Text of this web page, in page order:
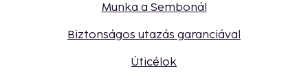
Munka a Sembonál
Biztonságos utazás garanciával
Úticélok